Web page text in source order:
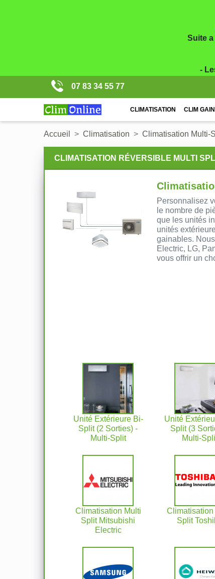
Suite
-
07 83 34 55 77
CLIMATISATION CLIM
Accueil Climatisation Climatisation Multi-
CLIMATISATION RÉVERSIBLE MULTI
Personnalisez
le nombre de
que les unités
unités
gainables.
Electric, LG,
vous offrir un
Unité Extérieure Bi-
Split (2 Sorties) -
Multi-Split
Unité
Split (3
Multi-
Climatisation Multi
Split Mitsubishi
Electric
Climatisation
Split